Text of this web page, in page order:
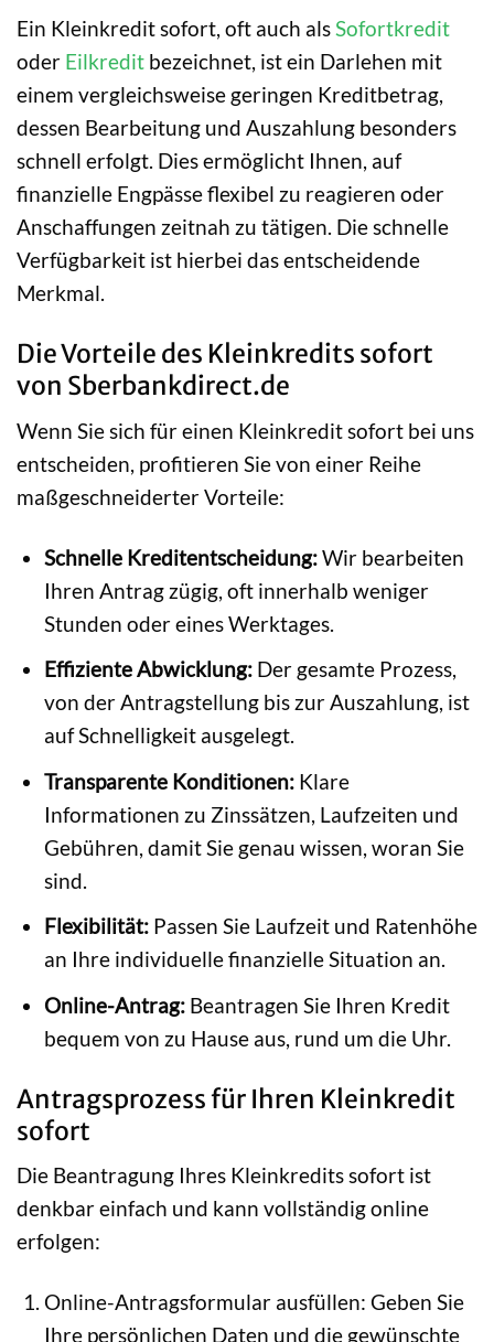
Ein Kleinkredit sofort, oft auch alsSofortkredit
oder Eilkredit bezeichnet, ist ein Darlehen mit
einem vergleichsweise geringen Kreditbetrag,
dessen Bearbeitung und Auszahlung besonders
schnell erfolgt. Dies ermöglicht Ihnen, auf
finanzielle Engpässe flexibel zu reagieren oder
Anschaffungen zeitnah zu tätigen. Die schnelle
Verfügbarkeit ist hierbei das entscheidende
Merkmal.
Die Vorteile des Kleinkredits sofort
von Sberbankdirect.de
Wenn Sie sich für einen Kleinkredit sofort bei uns
entscheiden, profitieren Sie von einer Reihe
maßgeschneiderter Vorteile:
Schnelle Kreditentscheidung:Wir bearbeiten
Ihren Antrag zügig, oft innerhalb weniger
Stunden oder eines Werktages.
Effiziente Abwicklung:Der gesamte Prozess,
von der Antragstellung bis zur Auszahlung, ist
auf Schnelligkeit ausgelegt.
Transparente Konditionen:Klare
Informationen zu Zinssätzen, Laufzeiten und
Gebühren, damit Sie genau wissen, woran Sie
sind.
Flexibilität:Passen Sie Laufzeit und Ratenhöhe
an Ihre individuelle finanzielle Situation an.
Online-Antrag:Beantragen Sie Ihren Kredit
bequem von zu Hause aus, rund um die Uhr.
Antragsprozess für Ihren Kleinkredit
sofort
Die Beantragung Ihres Kleinkredits sofort ist
denkbar einfach und kann vollständig online
erfolgen:
Online-Antragsformular ausfüllen: Geben Sie
Ihre persönlichen Daten und die gewünschte